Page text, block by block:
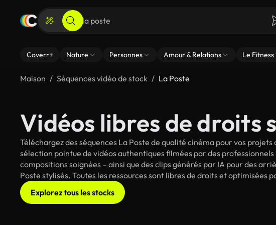
Coverr+ Nature Personnes Amour & Relations Le Fitness
Maison Séquences vidéo de stock La Poste
Vidéos libres de droits
Téléchargez des séquences La Poste de qualité cinéma pour vos
sélection pointue de vidéos authentiques filmées par des
compositions soignées – ainsi que des clips générés par IA pour des
Poste stylisés. Toutes les ressources sont libres de droits et optimisées
Explorez tous les stocks